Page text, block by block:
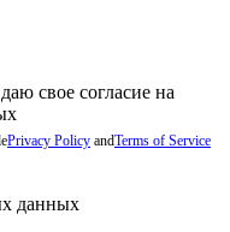
свое согласие на
Privacy Policy andTerms of Service
данных